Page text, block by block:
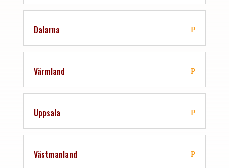
Dalarna
Värmland
Uppsala
Västmanland